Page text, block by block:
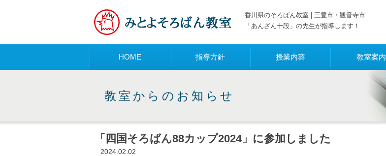
香川県のそろばん教室 | 三豊市・観音寺市
「あんざん十段」の先生が指導します！
HOME 指導方針 授業内容 教室案内
教室からのお知らせ
「四国そろばん88カップ2024」に参加しました
2024.02.02